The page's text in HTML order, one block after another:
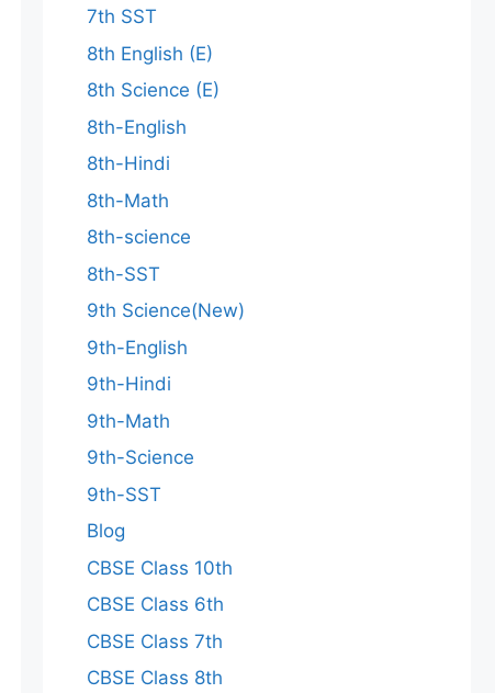
7th SST
8th English (E)
8th Science (E)
8th-English
8th-Hindi
8th-Math
8th-science
8th-SST
9th Science(New)
9th-English
9th-Hindi
9th-Math
9th-Science
9th-SST
Blog
CBSE Class 10th
CBSE Class 6th
CBSE Class 7th
CBSE Class 8th